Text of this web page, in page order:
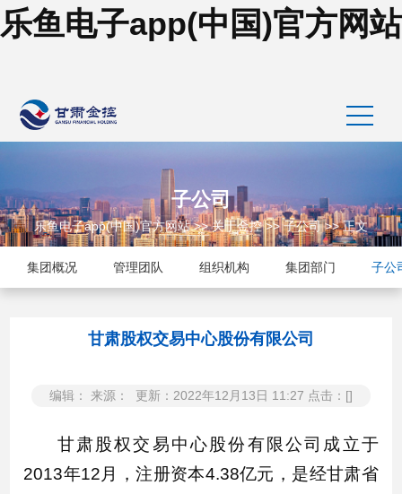
乐鱼电子app(中国)官方网站
子公司
乐鱼电子app(中国)官方网站>>关于金控>>子公司>> 正文
集团概况 管理团队 组织机构 集团部门 子公
甘肃股权交易中心股份有限公司
编辑： 来源： 更新：2022年12月13日 11:27 点击：[]
甘肃股权交易中心股份有限公司成立于
2013年12月，注册资本4.38亿元，是经甘肃省